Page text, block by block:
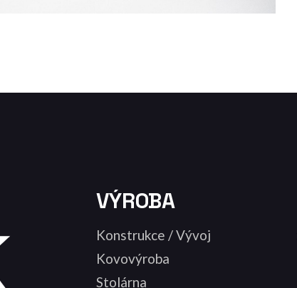
VÝROBA
Konstrukce / Vývoj
Kovovýroba
Stolárna